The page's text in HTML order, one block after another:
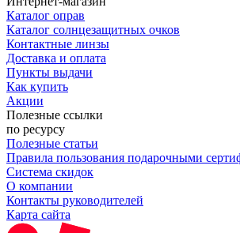
Каталог оправ
Каталог солнцезащитных очков
Контактные линзы
Доставка и оплата
Пункты выдачи
Как купить
Акции
Полезные ссылки
по ресурсу
Полезные статьи
Правила пользования подарочными
Система скидок
О компании
Контакты руководителей
Карта сайта